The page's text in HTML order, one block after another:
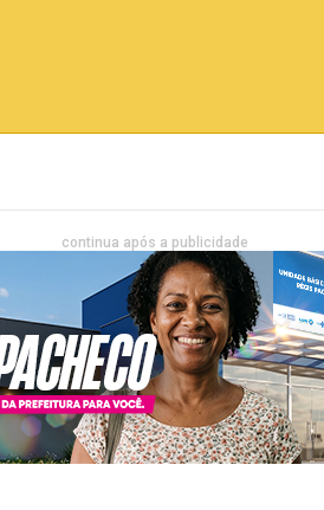
continua após a publicidade